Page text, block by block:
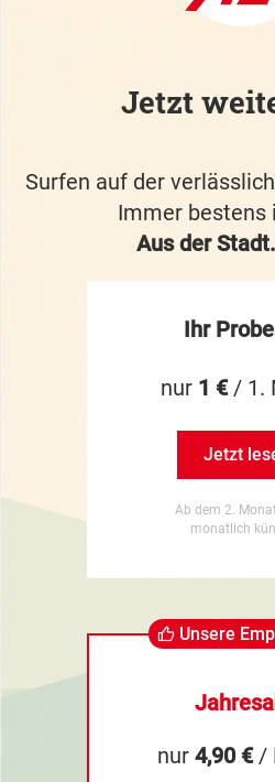
Jetzt
Surfen auf der
Immer bestens
Aus der
Ihr
nur 1 €/ 1.
Jetzt
Ab dem 2.
monatlich
Unsere
nur 4,90 €/